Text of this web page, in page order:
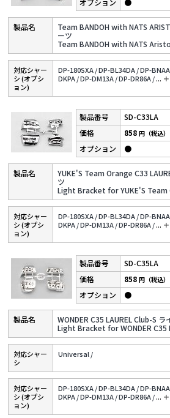
Team BANDOH with NATS
ーツ
Team BANDOH with NATS
対応シャー
シ (オプシ
ョン)
DP-180SXA /DP-BL34DA /DP-
DKPA /DP-DM13A /DP-DR86A /...
SD-C33LA
YUKE'S Team Orange C33
ツ
Light Bracket for YUKE'S Team
858円（税込）
●
対応シャー
シ (オプシ
ョン)
DP-180SXA /DP-BL34DA /DP-
DKPA /DP-DM13A /DP-DR86A /...
SD-C35LA
WONDER C35 LAUREL Club-S
Light Bracket for WONDER C35
858円（税込）
●
対応シャー
シ
Universal /
対応シャー
シ (オプシ
ョン)
DP-180SXA /DP-BL34DA /DP-
DKPA /DP-DM13A /DP-DR86A /...